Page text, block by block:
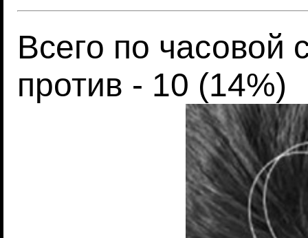
Всего по часовой
против - 10 (14%)